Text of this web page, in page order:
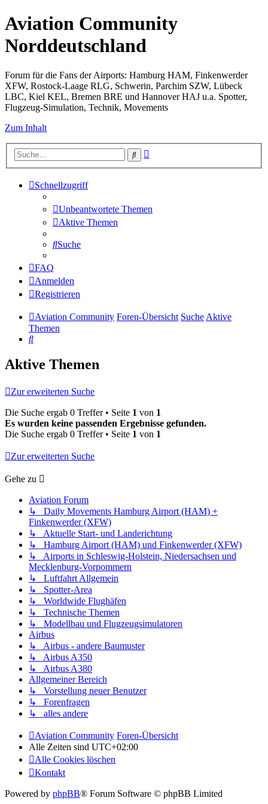
Aviation Community
Norddeutschland
Forum für die Fans der Airports: Hamburg HAM, Finkenwerder
XFW, Rostock-Laage RLG, Schwerin, Parchim SZW, Lübeck
LBC, Kiel KEL, Bremen BRE und Hannover HAJ u.a. Spotter,
Flugzeug-Simulation, Technik, Movements
Zum Inhalt
Suche
Schnellzugriff
Unbeantwortete Themen
Aktive Themen
Suche
FAQ
Anmelden
Registrieren
Aviation Community Foren-Übersicht SucheAktive
Themen
Suche
Aktive Themen
Zur erweiterten Suche
Die Suche ergab 0 Treffer • Seite 1 von 1
Es wurden keine passenden Ergebnisse gefunden.
Die Suche ergab 0 Treffer • Seite 1 von 1
Zur erweiterten Suche
Gehe zu
Aviation Forum
↳ Daily Movements Hamburg Airport (HAM) +
Finkenwerder (XFW)
↳ Aktuelle Start- und Landerichtung
↳ Hamburg Airport (HAM) und Finkenwerder (XFW)
↳ Airports in Schleswig-Holstein, Niedersachsen und
Mecklenburg-Vorpommern
↳ Luftfahrt Allgemein
↳ Spotter-Area
↳ Worldwide Flughäfen
↳ Technische Themen
↳ Modellbau und Flugzeugsimulatoren
Airbus
↳ Airbus - andere Baumuster
↳ Airbus A350
↳ Airbus A380
Allgemeiner Bereich
↳ Vorstellung neuer Benutzer
↳ Forenfragen
↳ alles andere
Aviation Community Foren-Übersicht
Alle Zeiten sind UTC+02:00
Alle Cookies löschen
Kontakt
Powered by phpBB® Forum Software © phpBB Limited